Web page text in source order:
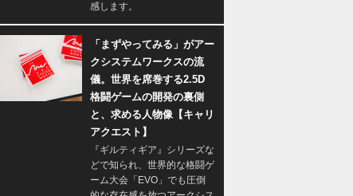
感します。
「まずやってみる」がアー
クシステムワークスの流
儀。世界を席巻する2.5D
格闘ゲームの開発の裏側
と、求める人物像【キャリ
アクエスト】
『ギルティギア』シリーズな
どで知られ、世界的な格闘ゲ
ーム大会「EVO」でも圧倒